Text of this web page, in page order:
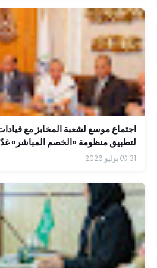
اجتماع موسع لشعبة المخابز مع
لتطبيق منظومة «الخصم المباشر»
31 يوليو 2026